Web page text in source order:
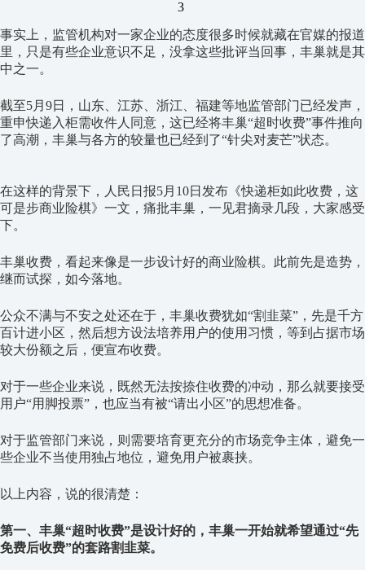
3
事实上，监管机构对一家企业的态度很多时候就藏在官媒的报道
里，只是有些企业意识不足，没拿这些批评当回事，丰巢就是其
中之一。
截至5月9日，山东、江苏、浙江、福建等地监管部门已经发声，
重申快递入柜需收件人同意，这已经将丰巢“超时收费”事件推向
了高潮，丰巢与各方的较量也已经到了“针尖对麦芒”状态。
在这样的背景下，人民日报5月10日发布《快递柜如此收费，这
可是步商业险棋》一文，痛批丰巢，一见君摘录几段，大家感受
下。
丰巢收费，看起来像是一步设计好的商业险棋。此前先是造势，
继而试探，如今落地。
公众不满与不安之处还在于，丰巢收费犹如“割韭菜”，先是千方
百计进小区，然后想方设法培养用户的使用习惯，等到占据市场
较大份额之后，便宣布收费。
对于一些企业来说，既然无法按捺住收费的冲动，那么就要接受
用户“用脚投票”，也应当有被“请出小区”的思想准备。
对于监管部门来说，则需要培育更充分的市场竞争主体，避免一
些企业不当使用独占地位，避免用户被裹挟。
以上内容，说的很清楚：
第一、丰巢“超时收费”是设计好的，丰巢一开始就希望通过“先
免费后收费”的套路割韭菜。